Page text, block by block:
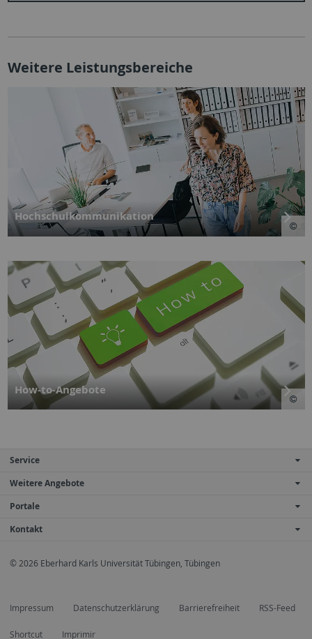
Weitere Leistungsbereiche
Hochschulkommunikation
How-to-Angebote
Service
Weitere Angebote
Portale
Kontakt
© 2026 Eberhard Karls Universität Tübingen, Tübingen
Impressum Datenschutzerklärung Barrierefreiheit RSS-Feed
Shortcut Imprimir